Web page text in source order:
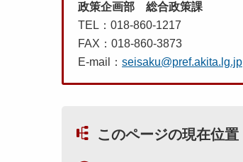
政策企画部 総合政策課
TEL：018-860-1217
FAX：018-860-3873
E-mail： seisaku@pref.akita.lg.jp
このページの現在位置